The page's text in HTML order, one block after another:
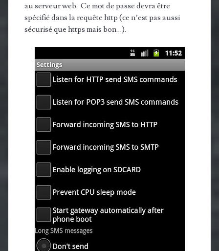
au serveur web. Ce mot de passe devra être
spécifié dans la requête http (ce n’est pas aussi
sécurisé que https mais bon…).